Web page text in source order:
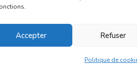
Accepter Refuser
Politique de